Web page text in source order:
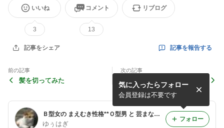
いいね
3
コメント
13
リブログ
記事をシェア 記事を報告する
前の記事
髪を切ってみた
次の記事
冬の眠り ウィンター・ブル
ー その１
Ｂ型女の まえむき性格**Ｏ型男 と 芸まなびせいかつ
ゆぅはぎ
気に入ったらフォロー
会員登録は不要です
フォロー